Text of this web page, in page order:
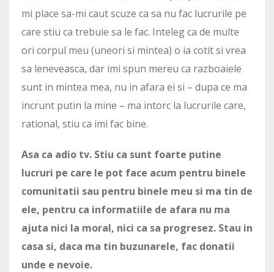
mi place sa-mi caut scuze ca sa nu fac lucrurile pe
care stiu ca trebuie sa le fac. Inteleg ca de multe
ori corpul meu (uneori si mintea) o ia cotit si vrea
sa leneveasca, dar imi spun mereu ca razboaiele
sunt in mintea mea, nu in afara ei si – dupa ce ma
incrunt putin la mine – ma intorc la lucrurile care,
rational, stiu ca imi fac bine.
Asa ca adio tv. Stiu ca sunt foarte putine
lucruri pe care le pot face acum pentru binele
comunitatii sau pentru binele meu si ma tin de
ele, pentru ca informatiile de afara nu ma
ajuta nici la moral, nici ca sa progresez. Stau in
casa si, daca ma tin buzunarele, fac donatii
unde e nevoie.